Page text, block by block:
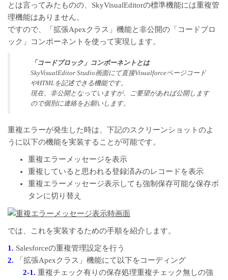
とは言ってみたものの、SkyVisualEditorの標準機能には重複管
理機能はありません。
ですので、「拡張Apexクラス」機能と非公開の「コードブロ
ック」コンポーネントを使って実現します。
「コードブロック」コンポーネントとは
SkyVisualEditor Studio画面にて直接Visualforceページコード
やHTMLを記述できる機能です。
現在、非公開となっていますが、ご要望があれば公開します
ので個別に連絡をお願いします。
重複エラーが発生した時は、下記のスクリーンショットのよ
うに以下の機能を実装することが可能です。
重複エラーメッセージを表示
重複していると思われる登録済みのレコードを表示
重複エラーメッセージ表示しても強制保存可能な保存ボ
タンに切り替え
では、これを実装するための手順を紹介します。
1. Salesforceの重複管理設定を行う
2. 「拡張Apexクラス」機能にて以下をコーディング
2-1. 重複チェック有りの保存処理重複チェック無しの強